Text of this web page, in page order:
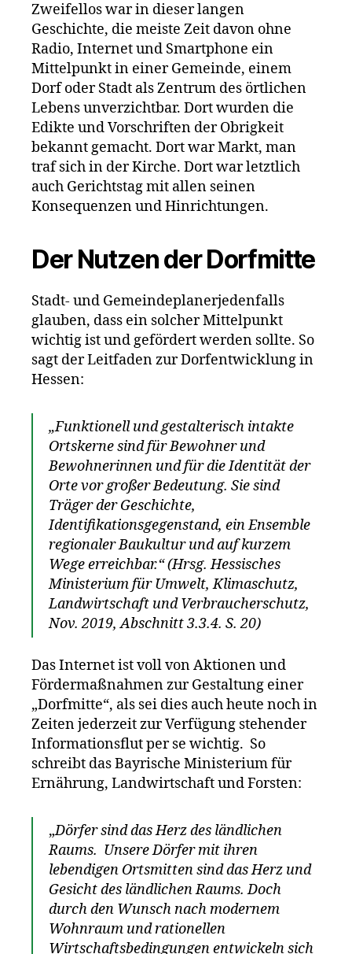
Zweifellos war in dieser langen
Geschichte, die meiste Zeit davon ohne
Radio, Internet und Smartphone ein
Mittelpunkt in einer Gemeinde, einem
Dorf oder Stadt als Zentrum des örtlichen
Lebens unverzichtbar. Dort wurden die
Edikte und Vorschriften der Obrigkeit
bekannt gemacht. Dort war Markt, man
traf sich in der Kirche. Dort war letztlich
auch Gerichtstag mit allen seinen
Konsequenzen und Hinrichtungen.
Der Nutzen der Dorfmitte
Stadt- und Gemeindeplanerjedenfalls
glauben, dass ein solcher Mittelpunkt
wichtig ist und gefördert werden sollte. So
sagt der Leitfaden zur Dorfentwicklung in
Hessen:
„Funktionell und gestalterisch intakte
Ortskerne sind für Bewohner und
Bewohnerinnen und für die Identität der
Orte vor großer Bedeutung. Sie sind
Träger der Geschichte,
Identifikationsgegenstand, ein Ensemble
regionaler Baukultur und auf kurzem
Wege erreichbar.“ (Hrsg. Hessisches
Ministerium für Umwelt, Klimaschutz,
Landwirtschaft und Verbraucherschutz,
Nov. 2019, Abschnitt 3.3.4. S. 20)
Das Internet ist voll von Aktionen und
Fördermaßnahmen zur Gestaltung einer
„Dorfmitte“, als sei dies auch heute noch in
Zeiten jederzeit zur Verfügung stehender
Informationsflut per se wichtig. So
schreibt das Bayrische Ministerium für
Ernährung, Landwirtschaft und Forsten:
„Dörfer sind das Herz des ländlichen
Raums. Unsere Dörfer mit ihren
lebendigen Ortsmitten sind das Herz und
Gesicht des ländlichen Raums. Doch
durch den Wunsch nach modernem
Wohnraum und rationellen
Wirtschaftsbedingungen entwickeln sich